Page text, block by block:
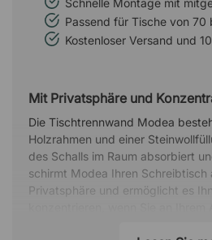
Schnelle Montage mit
Passend für Tische von 70
Kostenloser Versand und
Mit Privatsphäre und
Die Tischtrennwand Modea
Holzrahmen und einer
des Schalls im Raum absorbiert
schirmt Modea Ihren Schreibtisch
Privatsphäre und ermöglicht es